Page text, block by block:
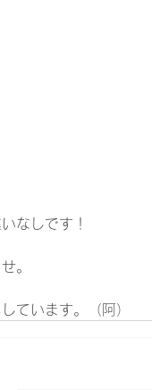
なしです！
。
ています。（阿）